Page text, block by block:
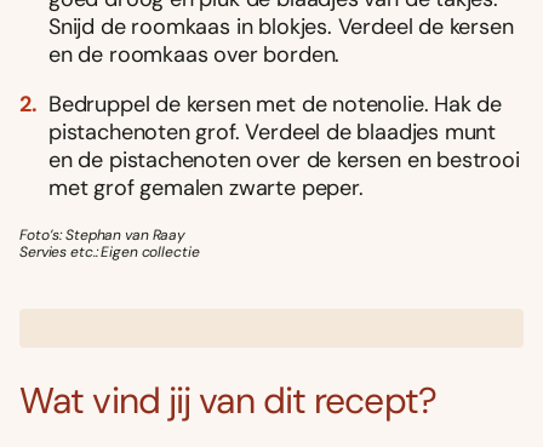
Snijd de roomkaas in blokjes. Verdeel de kersen
en de roomkaas over borden.
Bedruppel de kersen met de notenolie. Hak de
pistachenoten grof. Verdeel de blaadjes munt
en de pistachenoten over de kersen en bestrooi
met grof gemalen zwarte peper.
Foto’s: Stephan van Raay
Servies etc.: Eigen collectie
Wat vind jij van dit recept?